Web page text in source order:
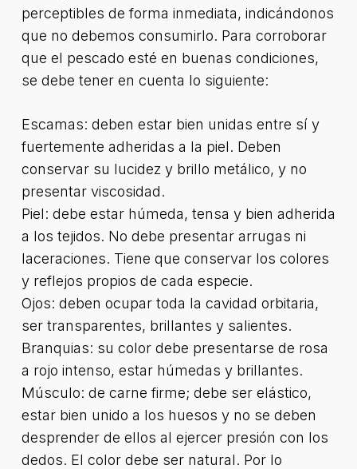
perceptibles de forma inmediata, indicándonos
que no debemos consumirlo. Para corroborar
que el pescado esté en buenas condiciones,
se debe tener en cuenta lo siguiente:
Escamas: deben estar bien unidas entre sí y
fuertemente adheridas a la piel. Deben
conservar su lucidez y brillo metálico, y no
presentar viscosidad.
Piel: debe estar húmeda, tensa y bien adherida
a los tejidos. No debe presentar arrugas ni
laceraciones. Tiene que conservar los colores
y reflejos propios de cada especie.
Ojos: deben ocupar toda la cavidad orbitaria,
ser transparentes, brillantes y salientes.
Branquias: su color debe presentarse de rosa
a rojo intenso, estar húmedas y brillantes.
Músculo: de carne firme; debe ser elástico,
estar bien unido a los huesos y no se deben
desprender de ellos al ejercer presión con los
dedos. El color debe ser natural. Por lo